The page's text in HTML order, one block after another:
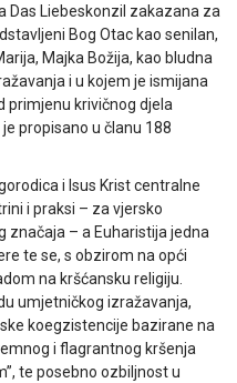
Das Liebeskonzil zakazana za
Bog Otac kao senilan,
Majka Božija, kao bludna
i u kojem je ismijana
primjenu krivičnog djela
propisano u članu 188
i Isus Krist centralne
i praksi – za vjersko
značaja – a Euharistija jedna
te se, s obzirom na opći
na kršćansku religiju.
umjetničkog izražavanja,
koegzistencije bazirane na
i flagrantnog kršenja
te posebno ozbiljnost u